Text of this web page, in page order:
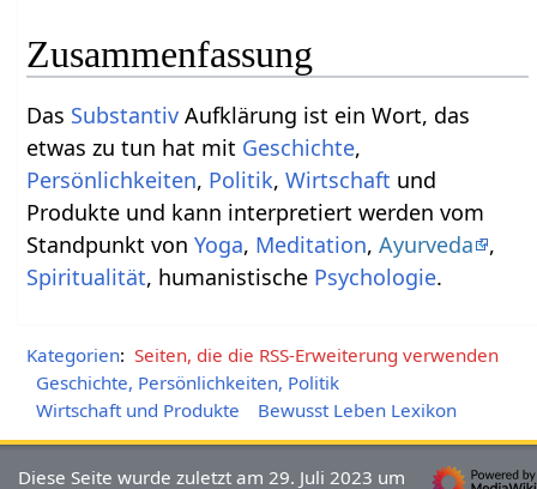
Zusammenfassung
Das Substantiv Aufklärung‏‎ ist ein Wort, das
etwas zu tun hat mit Geschichte,
Persönlichkeiten, Politik,Wirtschaft und
Produkte und kann interpretiert werden vom
Standpunkt vonYoga, Meditation,Ayurveda
,
Spiritualität, humanistische Psychologie.
Kategorien: Seiten, die die RSS-Erweiterung verwenden
Geschichte, Persönlichkeiten, Politik
Wirtschaft und Produkte
Bewusst Leben Lexikon
Diese Seite wurde zuletzt am 29. Juli 2023 um